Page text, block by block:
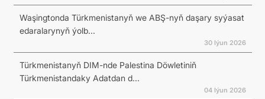
Waşingtonda Türkmenistanyň we ABŞ-nyň daşary syýasat
edaralarynyň ýolb...
30 Iýun 2026
Türkmenistanyň DIM-nde Palestina Döwletiniň
Türkmenistandaky Adatdan d...
04 Iýun 2026